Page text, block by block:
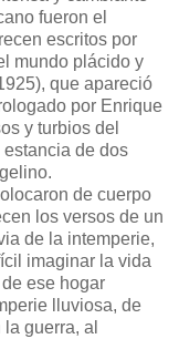
fueron el
escritos por
mundo plácido y
que apareció
por Enrique
y turbios del
estancia de dos
de cuerpo
los versos de un
de la intemperie,
imaginar la vida
ese hogar
lluviosa, de
guerra, al